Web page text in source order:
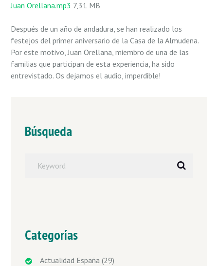
Juan Orellana.mp3 7,31 MB
Después de un año de andadura, se han realizado los
festejos del primer aniversario de la Casa de la Almudena.
Por este motivo, Juan Orellana, miembro de una de las
familias que participan de esta experiencia, ha sido
entrevistado. Os dejamos el audio, imperdible!
Búsqueda
Categorías
Actualidad España (29)